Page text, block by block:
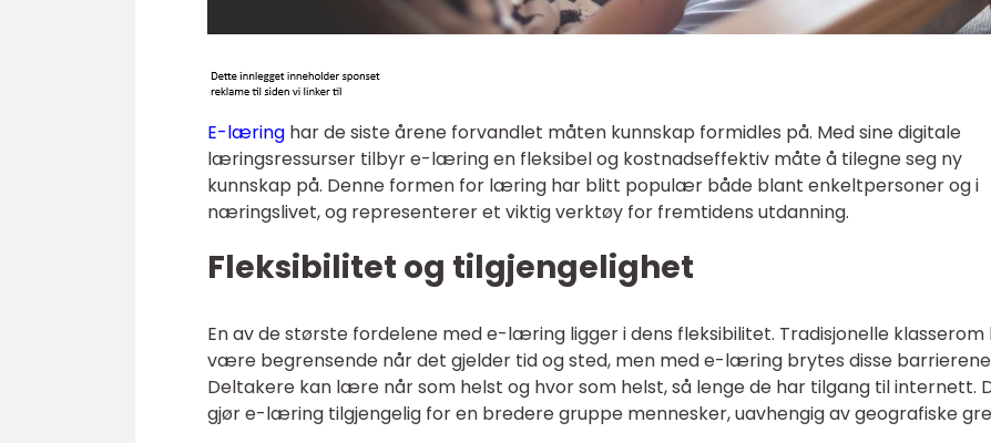
E-læring har de siste årene forvandlet måten kunnskap formidles på. Med sine digitale
læringsressurser tilbyr e-læring en fleksibel og kostnadseffektiv måte å tilegne seg ny
kunnskap på. Denne formen for læring har blitt populær både blant enkeltpersoner og i
næringslivet, og representerer et viktig verktøy for fremtidens utdanning.
Fleksibilitet og tilgjengelighet
En av de største fordelene med e-læring ligger i dens fleksibilitet. Tradisjonelle klasserom
være begrensende når det gjelder tid og sted, men med e-læring brytes disse barrierene
Deltakere kan lære når som helst og hvor som helst, så lenge de har tilgang til internett.
gjør e-læring tilgjengelig for en bredere gruppe mennesker, uavhengig av geografiske